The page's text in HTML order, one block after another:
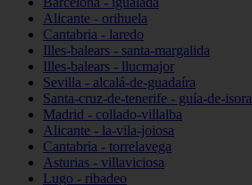
Alicante - orihuela
Cantabria - laredo
Illes-balears - santa-margalida
Illes-balears - llucmajor
Sevilla - alcalá-de-guadaíra
Santa-cruz-de-tenerife - guía-de-isora
Madrid - collado-villalba
Alicante - la-vila-joiosa
Cantabria - torrelavega
Asturias - villaviciosa
Lugo - ribadeo